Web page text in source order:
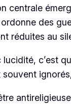
centrale
des
réduites au
lucidité, c’est